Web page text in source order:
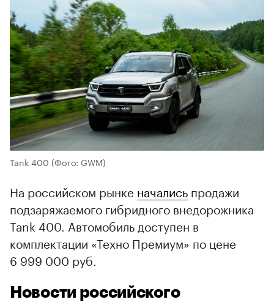
Tank 400 (Фото: GWM)
На российском рынке начались продажи
подзаряжаемого гибридного внедорожника
Tank 400. Автомобиль доступен в
комплектации «Техно Премиум» по цене
6 999 000 руб.
Новости российского